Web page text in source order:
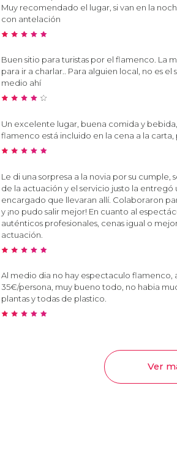
Muy recomendado el lugar, si van en la
con antelación
Buen sitio para turistas por el flamenco. La
para ir a charlar.. Para alguien local, no es
medio ahí
Un excelente lugar, buena comida y
flamenco está incluido en la cena a la
Le di una sorpresa a la novia por su
de la actuación y el servicio justo la
encargado que llevaran allí. Colaboraron
y ¡no pudo salir mejor! En cuanto al
auténticos profesionales, cenas igual o
actuación.
Al medio dia no hay espectaculo
35€/persona, muy bueno todo, no habia
plantas y todas de plastico.
Ver